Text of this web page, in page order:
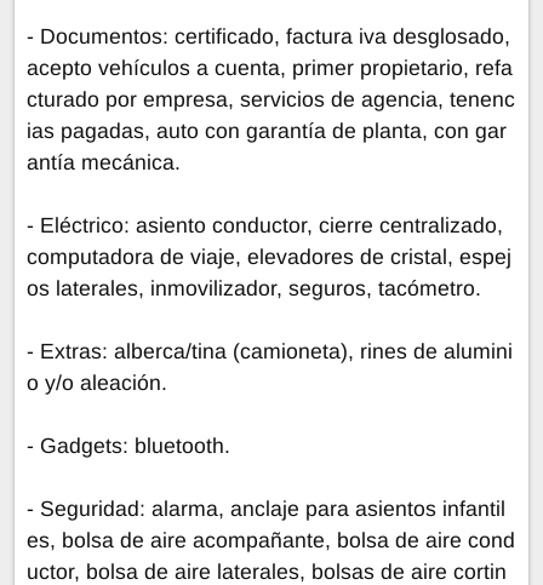
- Documentos: certificado, factura iva desglosado,
acepto vehículos a cuenta, primer propietario, refa
cturado por empresa, servicios de agencia, tenenc
ias pagadas, auto con garantía de planta, con gar
antía mecánica.
- Eléctrico: asiento conductor, cierre centralizado,
computadora de viaje, elevadores de cristal, espej
os laterales, inmovilizador, seguros, tacómetro.
- Extras: alberca/tina (camioneta), rines de alumini
o y/o aleación.
- Gadgets: bluetooth.
- Seguridad: alarma, anclaje para asientos infantil
es, bolsa de aire acompañante, bolsa de aire cond
uctor, bolsa de aire laterales, bolsas de aire cortin